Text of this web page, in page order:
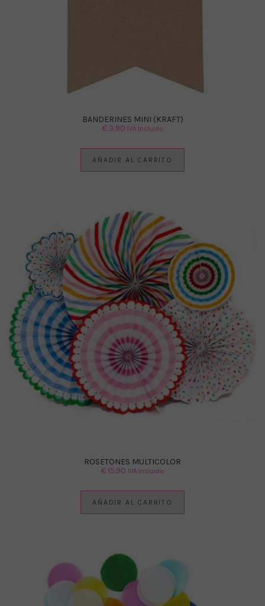
BANDERINES MINI (KRAFT)
€3.90 IVA Incluido
AÑADIR AL CARRITO
ROSETONES MULTICOLOR
€15.90 IVA Incluido
AÑADIR AL CARRITO